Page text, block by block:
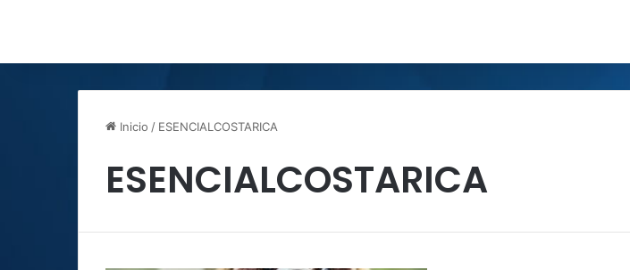
Inicio / ESENCIALCOSTARICA
ESENCIALCOSTARICA